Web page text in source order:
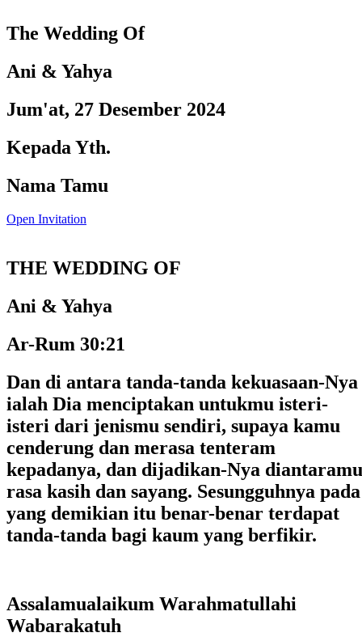
The Wedding Of
Ani & Yahya
Jum'at, 27 Desember 2024
Kepada Yth.
Nama Tamu
Open Invitation
THE WEDDING OF
Ani & Yahya
Ar-Rum 30:21
Dan di antara tanda-tanda kekuasaan-Nya
ialah Dia menciptakan untukmu isteri-
isteri dari jenismu sendiri, supaya kamu
cenderung dan merasa tenteram
kepadanya, dan dijadikan-Nya diantaramu
rasa kasih dan sayang. Sesungguhnya pada
yang demikian itu benar-benar terdapat
tanda-tanda bagi kaum yang berfikir.
Assalamualaikum Warahmatullahi
Wabarakatuh